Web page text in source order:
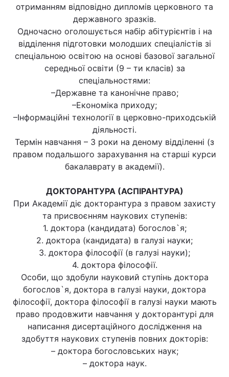
Відео з Youtube
Інтерв'ю Думки
Архів Вакансії
отриманням відповідно дипломів церковного та
державного зразків.
Одночасно оголошується набір абітурієнтів і на
відділення підготовки молодших спеціалістів зі
спеціальною освітою на основі базової загальної
середньої освіти (9 – ти класів) за
спеціальностями:
–Державне та канонічне право;
–Економіка приходу;
–Інформаційні технології в церковно-приходській
діяльності.
Термін навчання – 3 роки на деному відділенні (з
правом подальшого зарахування на старші курси
бакалаврату в академії).
ДОКТОРАНТУРА (АСПІРАНТУРА)
При Академії діє докторантура з правом захисту
та присвоєнням наукових ступенів:
1. доктора (кандидата) богослов`я;
2. доктора (кандидата) в галузі науки;
3. доктора філософії (в галузі науки);
4. доктора філософії.
Особи, що здобули науковий ступінь доктора
богослов`я, доктора в галузі науки, доктора
філософії, доктора філософії в галузі науки мають
право продовжити навчання у докторантурі для
написання дисертаційного дослідження на
здобуття наукових ступенів повних докторів:
– доктора богословських наук;
– доктора наук.